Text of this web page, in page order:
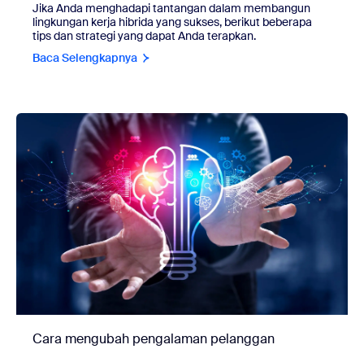
Jika Anda menghadapi tantangan dalam membangun
lingkungan kerja hibrida yang sukses, berikut beberapa
tips dan strategi yang dapat Anda terapkan.
Baca Selengkapnya
Cara mengubah pengalaman pelanggan